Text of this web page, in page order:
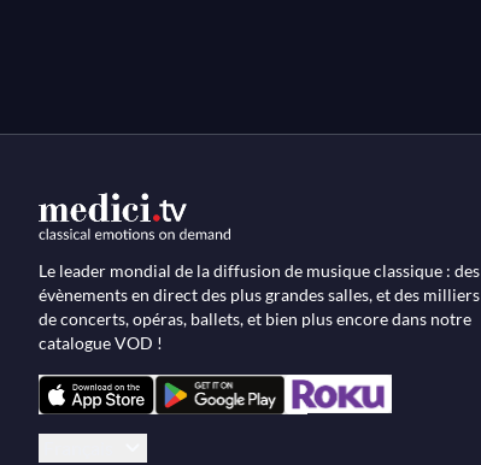
Le leader mondial de la diffusion de musique classique : des
évènements en direct des plus grandes salles, et des milliers
de concerts, opéras, ballets, et bien plus encore dans notre
catalogue VOD !